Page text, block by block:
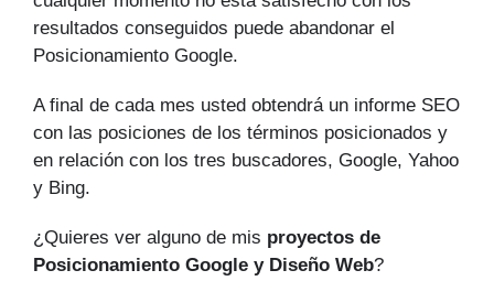
resultados conseguidos puede abandonar el
Posicionamiento Google.
A final de cada mes usted obtendrá un informe SEO
con las posiciones de los términos posicionados y
en relación con los tres buscadores, Google, Yahoo
y Bing.
¿Quieres ver alguno de mis proyectos de
Posicionamiento Google y Diseño Web?